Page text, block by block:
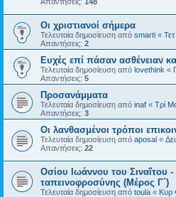
Απαντήσεις: 148
Οι χριστιανοί σήμερα
Τελευταία δημοσίευση από smarti «
Απαντήσεις: 2
Ευχές επί πάσαν ασθένειαν
Τελευταία δημοσίευση από lovethink «
Απαντήσεις: 5
Προσανάμματα
Τελευταία δημοσίευση από inaf « Τρί
Απαντήσεις: 3
Οι λανθασμένοι τρόποι
Τελευταία δημοσίευση από aposal «
Απαντήσεις: 22
Οσίου Ιωάννου του Σιναΐτου
ταπεινοφροσύνης (Μέρος Γ΄)
Τελευταία δημοσίευση από toula « Κυρ